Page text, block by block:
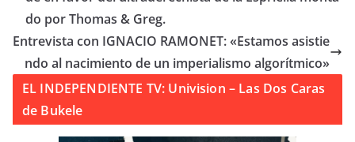
do por Thomas & Greg.
Entrevista con IGNACIO RAMONET: «Estamos asistie
ndo al nacimiento de un imperialismo algorítmico»
EL INDEPENDIENTE TV: Univision – Las Dos Caras
de Bukele